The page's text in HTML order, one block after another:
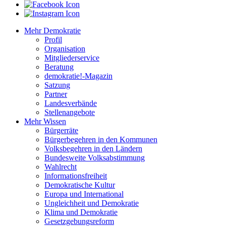
Mehr Demokratie
Profil
Organisation
Mitgliederservice
Beratung
demokratie!-Magazin
Satzung
Partner
Landesverbände
Stellenangebote
Mehr Wissen
Bürgerräte
Bürgerbegehren in den Kommunen
Volksbegehren in den Ländern
Bundesweite Volksabstimmung
Wahlrecht
Informationsfreiheit
Demokratische Kultur
Europa und International
Ungleichheit und Demokratie
Klima und Demokratie
Gesetzgebungsreform